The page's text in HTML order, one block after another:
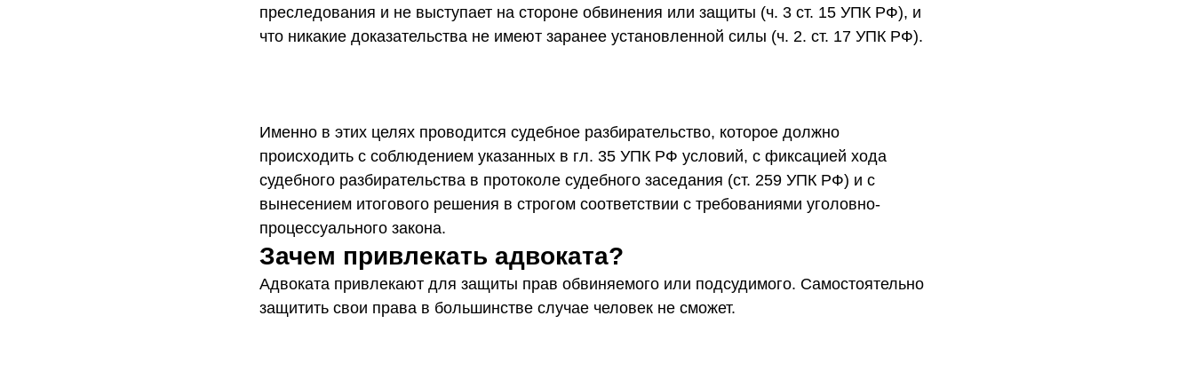
преследования и не выступает на стороне обвинения или защиты (ч. 3 ст. 15 УПК РФ), и
что никакие доказательства не имеют заранее установленной силы (ч. 2. ст. 17 УПК РФ).
Именно в этих целях проводится судебное разбирательство, которое должно
происходить с соблюдением указанных в гл. 35 УПК РФ условий, с фиксацией хода
судебного разбирательства в протоколе судебного заседания (ст. 259 УПК РФ) и с
вынесением итогового решения в строгом соответствии с требованиями уголовно-
процессуального закона.
Зачем привлекать адвоката?
Адвоката привлекают для защиты прав обвиняемого или подсудимого. Самостоятельно
защитить свои права в большинстве случае человек не сможет.